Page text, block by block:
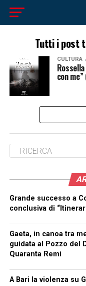
Tutti i post
CULTURA
con
Grande successo a
conclusiva di
Gaeta, in canoa tra
guidata al Pozzo del
Quaranta Remi
A Bari la violenza su